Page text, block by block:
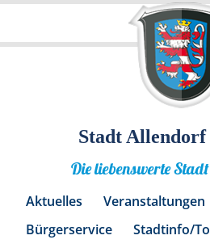
Stadt
Die liebenswerte
Aktuelles Veranstaltungen
Bürgerservice
Stadtinfo/